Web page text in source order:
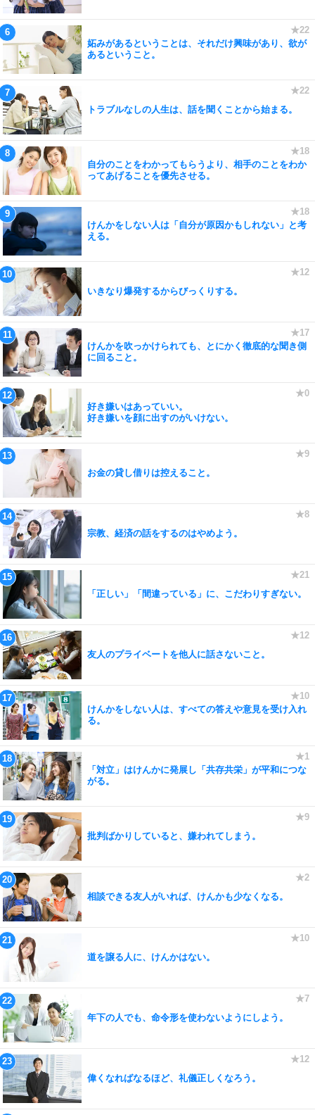
妬みがあるということは、それだけ興味があり、欲が
あるということ。
トラブルなしの人生は、話を聞くことから始まる。
自分のことをわかってもらうより、相手のことをわか
ってあげることを優先させる。
けんかをしない人は「自分が原因かもしれない」と考
える。
いきなり爆発するからびっくりする。
けんかを吹っかけられても、とにかく徹底的な聞き側
に回ること。
好き嫌いはあっていい。
好き嫌いを顔に出すのがいけない。
お金の貸し借りは控えること。
宗教、経済の話をするのはやめよう。
「正しい」「間違っている」に、こだわりすぎない。
友人のプライベートを他人に話さないこと。
けんかをしない人は、すべての答えや意見を受け入れ
る。
「対立」はけんかに発展し「共存共栄」が平和につな
がる。
批判ばかりしていると、嫌われてしまう。
相談できる友人がいれば、けんかも少なくなる。
道を譲る人に、けんかはない。
年下の人でも、命令形を使わないようにしよう。
偉くなればなるほど、礼儀正しくなろう。